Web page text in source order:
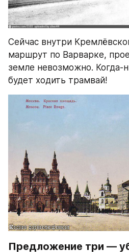
Сейчас внутри
маршрут по Варварке,
земле невозможно. Когда-
будет ходить трамвай!
Предложение три —